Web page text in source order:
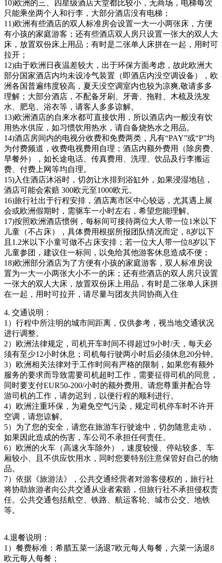
10)欧洲的三、四星级酒店大堂都比较小，无商场，电梯每次
只能乘坐两个人和行李，大部分酒店没有电梯；
11)欧洲有些酒店的双人标准房会设置一大一小两张床，方便
有小孩的家庭游客；还有些酒店双人房只设置一张大的双人大
床，放置双份床上用品；有时是二张单人床拼在一起，用时可
拉开；
12)由于欧洲日夜温差较大，出于环保方面考虑，故此欧洲大
部分国家酒店内均未设冷气装置（即酒店内没空调设备），欧
洲各国普遍纬度较高，夏天没空调室内也较为凉爽,敬请多多
理解；大部分酒店，不配备牙刷、牙膏、拖鞋、木梳及洗发
水、肥皂、浴衣等，请客人多多谅解。
13)欧洲酒店的自来水都可直接饮用，所以酒店内一般没有饮
用热水供应，如习惯饮用热水，请自备烧热水之用品。
14)酒店房间内的电视分收费和免费两类，凡有“PAY”或“P”均
为付费频道，收费电视费用自理；酒店内额外费用（除房费、
早餐外），如长途电话、传真费用、洗理、饮品及行李搬运
费、付费上网等均自理。
15)入住酒店沐浴时，切勿让水排到浴缸外，如果浸湿地毡，
酒店可能会索赔 300欧元至1000欧元。
16)旅行社出于行程安排，酒店离市区中心较远，尤其遇上展
会或欧洲假期时，需驱车一小时左右，希望您能理解。
17)按照欧洲酒店惯例，每标间可接待两位大人带一位1米以下
儿童（不占床），具体费用根据所报团队情况而定，8岁以下
且1.2米以下小童可做不占床安排；若一位大人带一位8岁以下
儿童参团，建议住一标间，以免给其他游客休息造成不便；
18)欧洲部分酒店为了方便有小孩的家庭游客，双人标准房设
置为一大一小两张大小不一的床；还有些酒店的双人房只设置
一张大的双人大床，放置双份床上用品，有时是二张单人床拼
在一起，用时可拉开，请尽量与团友共同协商入住
4. 交通说明：
1）行程中所注明的城市间距离，仅供参考，视当地交通状况
进行调整。
2）欧洲法律规定，司机开车时间不得超过9小时/天，每天必
须有至少12小时休息；司机每行驶两小时后必须休息20分钟。
3）欧洲相关法律对于工作时间有严格的限制，如果您有额外
服务的要求而导致需要司机超时工作，需要征得司机的同意，
同时要支付EUR50-200/小时的额外费用。请您尊重并配合导
游司机的工作，请勿迟到，以便行程的顺利进行。
4）欧洲注重环保，为避免空气污染，规定司机停车时不许开
空调，请您谅解。
5）为了您的安全，请您在旅游车行驶途中，切勿随意走动，
如果因此造成的伤害，车公司不承担任何责任。
6）欧洲的火车（高速火车除外），速度较慢、停站较多、车
厢较小、且不供应饮用水，同时您要特别注意保管好自己的物
品。
7）依据《旅游法》，公共交通经营者对游客侵权的，旅行社
将协助旅游者向公共交通从业者索赔，但旅行社不承担侵权责
任。公共交通包括航空、铁路、航运客轮、城市公交、地铁
等。
4.退餐说明：
1）餐费标准：希腊五菜一汤退7欧元每人每餐，六菜一汤退8
欧元每人每餐；